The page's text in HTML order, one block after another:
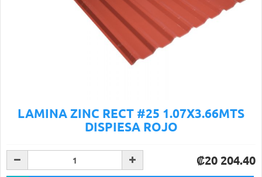
LAMINA ZINC RECT #25 1.07X3.66MTS
DISPIESA ROJO
₡20 204.40